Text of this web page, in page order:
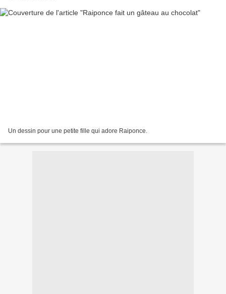
Un dessin pour une petite fille qui adore Raiponce.